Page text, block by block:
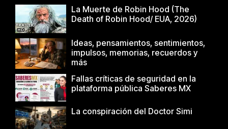
La Muerte de Robin Hood (The
Death of Robin Hood/ EUA, 2026)
Ideas, pensamientos, sentimientos,
impulsos, memorias, recuerdos y
más
Fallas críticas de seguridad en la
plataforma pública Saberes MX
La conspiración del Doctor Simi